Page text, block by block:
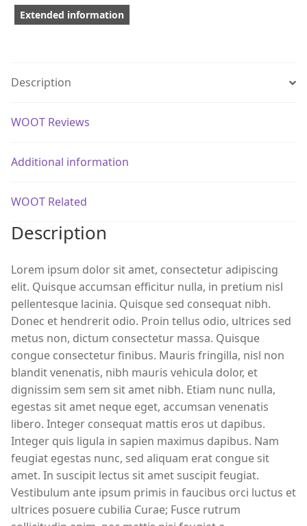
Extended information
Description
WOOT Reviews
Additional information
WOOT Related
Description
Lorem ipsum dolor sit amet, consectetur adipiscing
elit. Quisque accumsan efficitur nulla, in pretium nisl
pellentesque lacinia. Quisque sed consequat nibh.
Donec et hendrerit odio. Proin tellus odio, ultrices sed
metus non, dictum consectetur massa. Quisque
congue consectetur finibus. Mauris fringilla, nisl non
blandit venenatis, nibh mauris vehicula dolor, et
dignissim sem sem sit amet nibh. Etiam nunc nulla,
egestas sit amet neque eget, accumsan venenatis
libero. Integer consequat mattis eros ut dapibus.
Integer quis ligula in sapien maximus dapibus. Nam
feugiat egestas nunc, sed aliquam erat congue sit
amet. In suscipit lectus sit amet suscipit feugiat.
Vestibulum ante ipsum primis in faucibus orci luctus et
ultrices posuere cubilia Curae; Fusce rutrum